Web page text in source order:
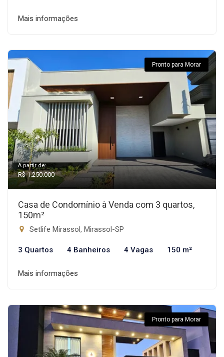
Mais informações
Pronto para Morar
A partir de:
R$ 1.250.000
Casa de Condomínio à Venda com 3 quartos,
150m²
Setlife Mirassol, Mirassol-SP
3 Quartos 4 Banheiros 4 Vagas 150 m²
Mais informações
Pronto para Morar